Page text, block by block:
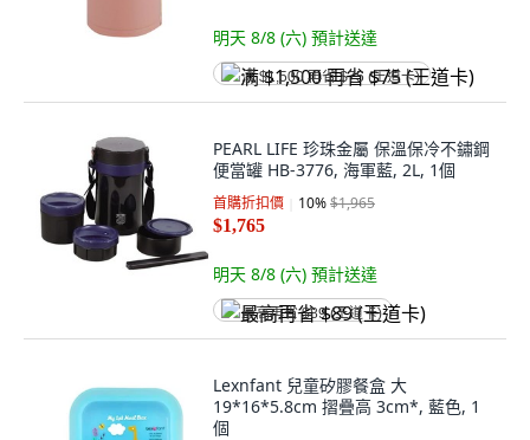
明天 8/8 (六) 預計送達
满 $1,500 再省 $75 (王道卡)
PEARL LIFE 珍珠金屬 保溫保冷不鏽鋼
便當罐 HB-3776, 海軍藍, 2L, 1個
首購折扣價 10%$1,965
$1,765
明天 8/8 (六) 預計送達
最高再省 $89 (王道卡)
Lexnfant 兒童矽膠餐盒 大
19*16*5.8cm 摺疊高 3cm*, 藍色, 1
個